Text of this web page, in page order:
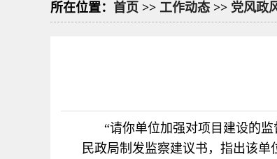
所在位置： 首页 >> 工作动态 >> 党风政
“请你单位加强对项目建设的
民政局制发监察建议书，指出该单